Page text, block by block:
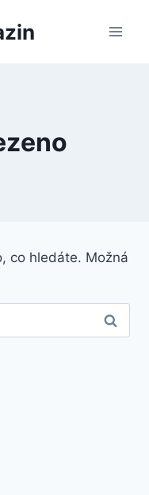
co hledáte. Možná